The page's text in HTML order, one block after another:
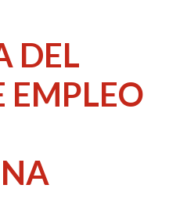
DEL
EMPLEO